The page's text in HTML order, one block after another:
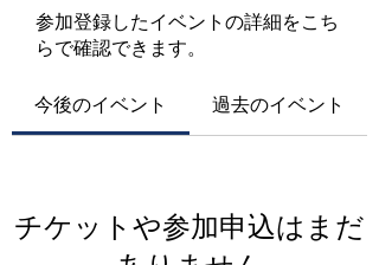
参加登録したイベントの詳細をこち
らで確認できます。
今後のイベント 過去のイベント
チケットや参加申込はまだ